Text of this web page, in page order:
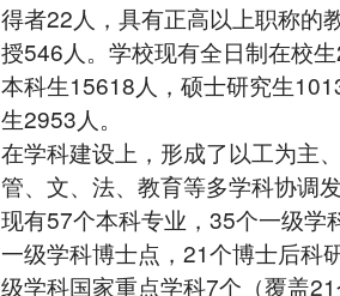
得者22人，具有正高以上职称的
授546人。学校现有全日制在校
本科生15618人，硕士研究生
生2953人。
在学科建设上，形成了以工为主
管、文、法、教育等多学科协调
现有57个本科专业，35个一级学
一级学科博士点，21个博士后科
级学科国家重点学科7个（覆盖